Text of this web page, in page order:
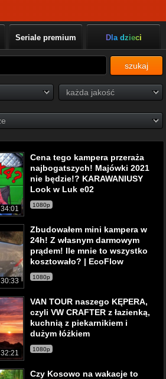
Seriale premium Dla dzieci
szukaj
34:01
Cena tego kampera przeraża
najbogatszych! Majówki 2021
nie będzie!? KARAWANIUSY
Look w Luk e02
1080p
30:33
Zbudowałem mini kampera w
24h! Z własnym darmowym
prądem! Ile mnie to wszystko
kosztowało? | EcoFlow
1080p
32:21
VAN TOUR naszego KĘPERA,
czyli VW CRAFTER z łazienką,
kuchnią z piekarnikiem i
dużym łóżkiem
1080p
Czy Kosowo na wakacje to